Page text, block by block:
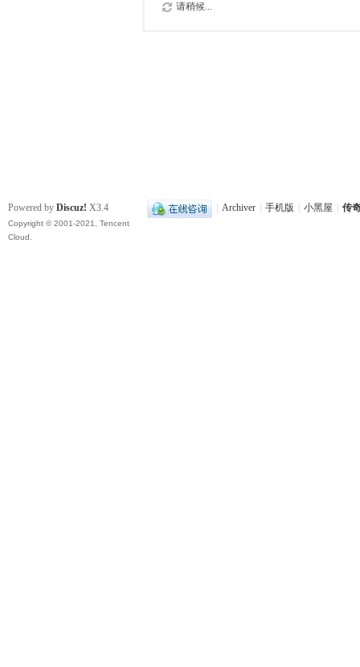
请稍候...
Archiver 手机版 小黑屋 传
Powered by Discuz! X3.4
Copyright © 2001-2021, Tencent
Cloud.